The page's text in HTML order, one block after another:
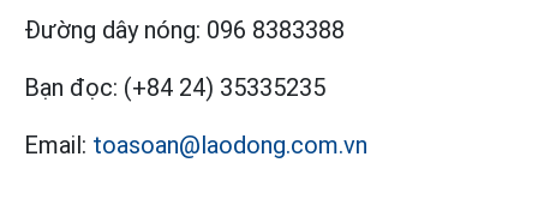
Đường dây nóng: 096 8383388
Bạn đọc: (+84 24) 35335235
Email: toasoan@laodong.com.vn